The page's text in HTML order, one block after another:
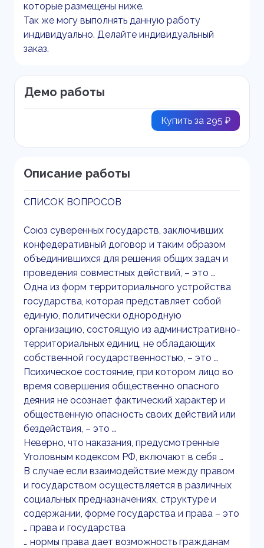
которые размещены ниже.
Так же могу выполнять данную работу
индивидуально. Делайте индивидуальный
заказ.
Демо работы
Купить за 295 ₽
Описание работы
СПИСОК ВОПРОСОВ
Союз суверенных государств, заключивших
конфедеративный договор и таким образом
объединившихся для решения общих задач и
проведения совместных действий, – это …
Одна из форм территориального устройства
государства, которая представляет собой
единую, политически однородную
организацию, состоящую из административно-
территориальных единиц, не обладающих
собственной государственностью, – это …
Психическое состояние, при котором лицо во
время совершения общественно опасного
деяния не осознает фактический характер и
общественную опасность своих действий или
бездействия, – это …
Неверно, что наказания, предусмотренные
Уголовным кодексом РФ, включают в себя …
В случае если взаимодействие между правом
и государством осуществляется в различных
социальных предназначениях, структуре и
содержании, форме государства и права – это
… права и государства
… нормы права дает возможность гражданам